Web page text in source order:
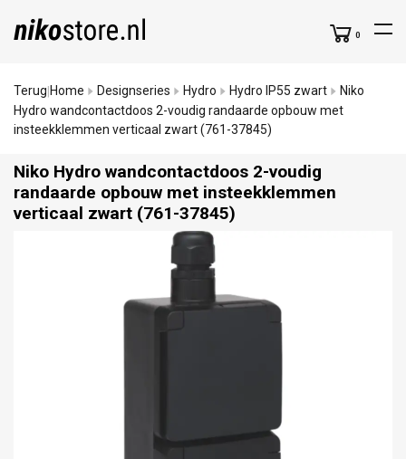
0
Terug Home Designseries Hydro Hydro IP55 zwart
Niko
Hydro wandcontactdoos 2-voudig randaarde opbouw met
insteekklemmen verticaal zwart (761-37845)
Niko Hydro wandcontactdoos 2-voudig
randaarde opbouw met insteekklemmen
verticaal zwart (761-37845)